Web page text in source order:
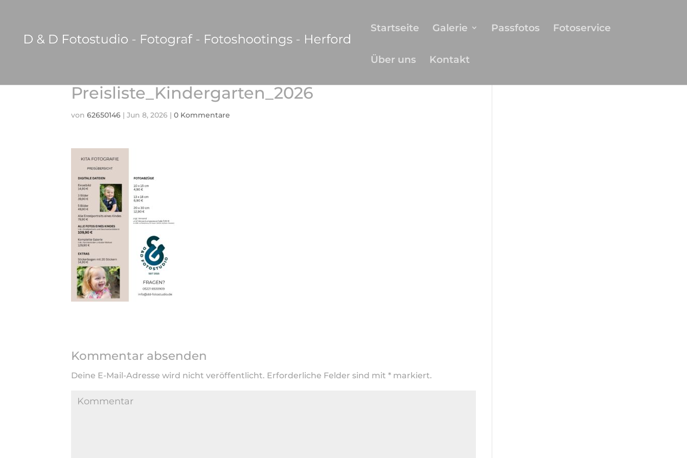
Startseite Galerie Passfotos Fotoservice
Über uns Kontakt
Preisliste_Kindergarten_2026
von 62650146 | Jun 8, 2026 | 0 Kommentare
Kommentar absenden
Deine E-Mail-Adresse wird nicht veröffentlicht. Erforderliche Felder sind mit * markiert.